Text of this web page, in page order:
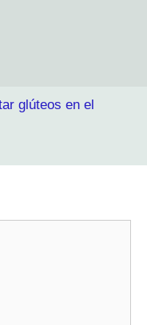
glúteos en el